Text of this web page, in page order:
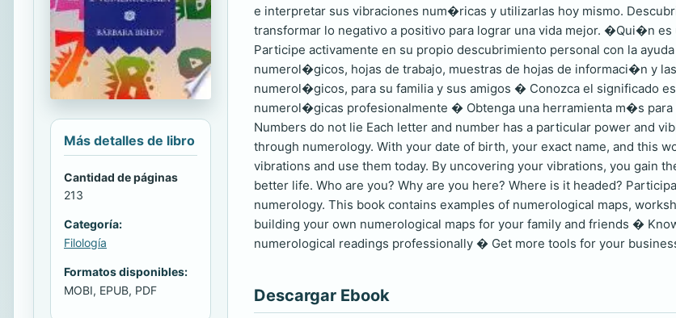
Más detalles de libro
Cantidad de páginas
213
Categoría:
Filología
Formatos disponibles:
MOBI, EPUB, PDF
e interpretar sus vibraciones num�ricas y utilizarlas hoy mismo.
transformar lo negativo a positivo para lograr una vida mejor.
Participe activamente en su propio descubrimiento personal con la
numerol�gicos, hojas de trabajo, muestras de hojas de informaci�n y
numerol�gicos, para su familia y sus amigos � Conozca el significado
numerol�gicas profesionalmente � Obtenga una herramienta m�s para
Numbers do not lie Each letter and number has a particular power and
through numerology. With your date of birth, your exact name, and this
vibrations and use them today. By uncovering your vibrations, you gain
better life. Who are you? Why are you here? Where is it headed?
numerology. This book contains examples of numerological maps,
building your own numerological maps for your family and friends �
numerological readings professionally � Get more tools for your
Descargar Ebook